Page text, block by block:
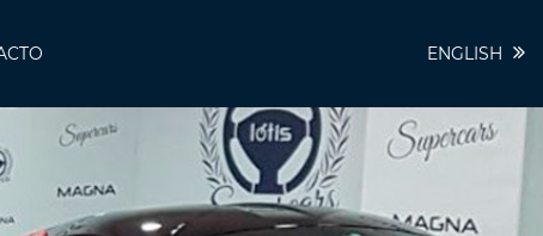
ENGLISH